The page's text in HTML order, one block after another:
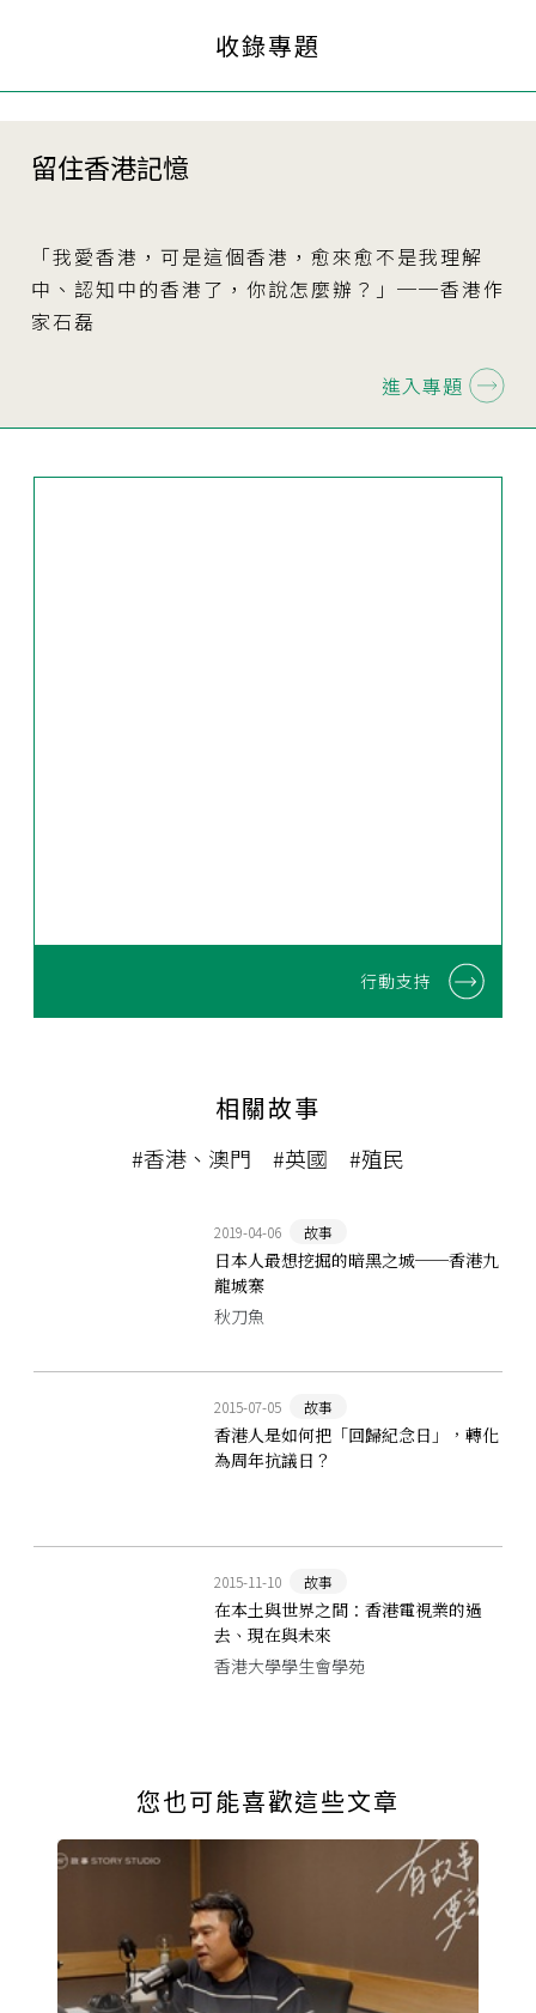
收錄專題
留住香港記憶
「我愛香港，可是這個香港，愈來愈不是我理解
中、認知中的香港了，你說怎麼辦？」──香港作
家石磊
進入專題
行動支持
相關故事
#香港、澳門 #英國 #殖民
2019-04-06 故事
日本人最想挖掘的暗黑之城──香港九
龍城寨
秋刀魚
2015-07-05 故事
香港人是如何把「回歸紀念日」，轉化
為周年抗議日？
2015-11-10 故事
在本土與世界之間：香港電視業的過
去、現在與未來
香港大學學生會學苑
您也可能喜歡這些文章